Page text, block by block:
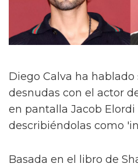
Diego Calva ha hablado
desnudas con el actor
en pantalla Jacob Elordi
describiéndolas como
Basada en el libro de